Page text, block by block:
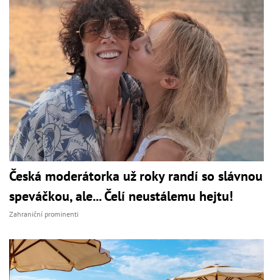
Česká moderátorka už roky randí so slávnou
speváčkou, ale... Čelí neustálemu hejtu!
Zahraniční prominenti